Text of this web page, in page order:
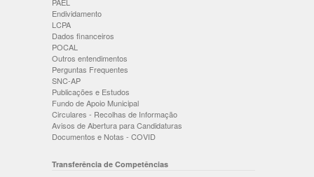
Endividamento
LCPA
Dados financeiros
POCAL
Outros entendimentos
Perguntas Frequentes
SNC-AP
Publicações e Estudos
Fundo de Apoio Municipal
Circulares - Recolhas de Informação
Avisos de Abertura para Candidaturas
Documentos e Notas - COVID
Transferência de Competências